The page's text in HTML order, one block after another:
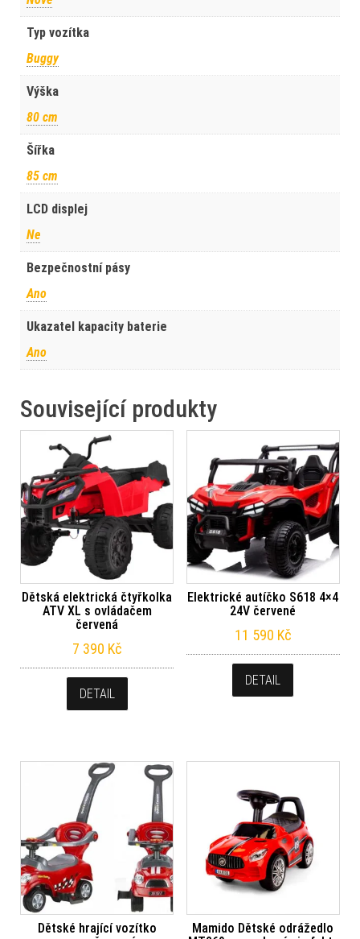
Typ vozítka
Buggy
Výška
80 cm
Šířka
85 cm
LCD displej
Ne
Bezpečnostní pásy
Ano
Ukazatel kapacity baterie
Ano
Související produkty
Dětská elektrická čtyřkolka
ATV XL s ovládačem
červená
7 390 Kč
DETAIL
Elektrické autíčko S618 4×4
24V červené
11 590 Kč
DETAIL
Dětské hrající vozítko
Mamido Dětské odrážedlo